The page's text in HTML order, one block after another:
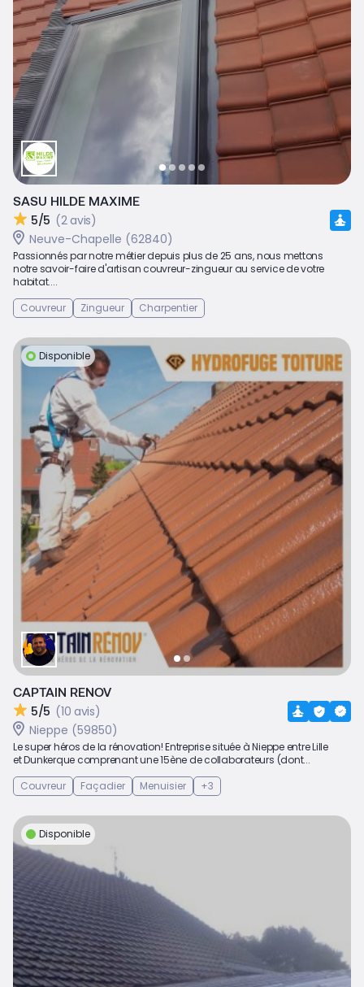
SASU HILDE MAXIME
5/5 (2 avis)
Neuve-Chapelle (62840)
Passionnés par notre métier depuis plus de 25 ans, nous mettons
notre savoir-faire d'artisan couvreur-zingueur au service de votre
habitat....
Couvreur
Zingueur Charpentier
Disponible
CAPTAIN RENOV
5/5 (10 avis)
Nieppe (59850)
Le super héros de la rénovation! Entreprise située à Nieppe entre Lille
et Dunkerque comprenant une 15ène de collaborateurs (dont...
Couvreur
Façadier Menuisier +3
Disponible